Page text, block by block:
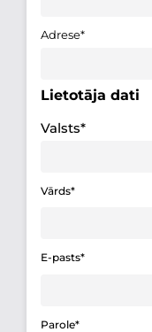
Lietotāja dati
Valsts*
Vārds*
E-pasts*
Parole*
Adrese*